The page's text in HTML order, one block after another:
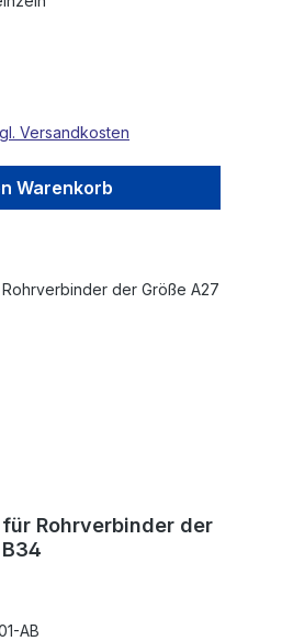
Versandkosten
Warenkorb
Rohrverbinder der
AB